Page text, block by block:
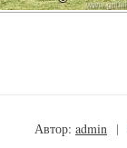
Автор: admin |